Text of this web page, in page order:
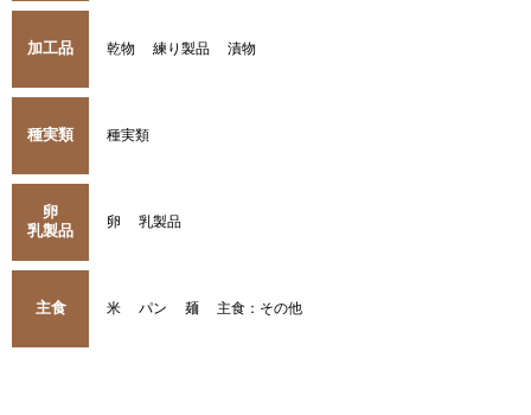
加工品 乾物 練り製品 漬物
種実類 種実類
卵
乳製品
卵 乳製品
主食 米 パン 麺 主食：その他